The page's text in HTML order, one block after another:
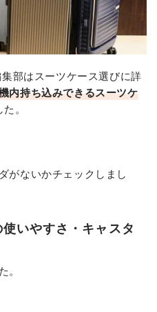
部はスーツケース選びに詳
内持ち込みできるスーツケ
。
がないかチェックしまし
いやすさ・キャスタ
。